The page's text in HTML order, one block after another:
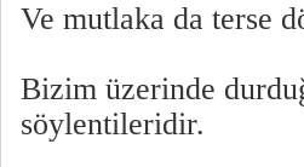
Ve mutlaka da terse
Bizim üzerinde
söylentileridir.